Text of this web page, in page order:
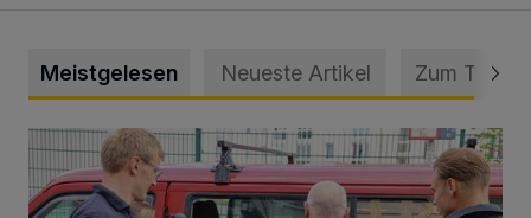
Meistgelesen Neueste Artikel Zum Thema
Feuerwehr befreit Kind aus verschlossenem VW Bulli